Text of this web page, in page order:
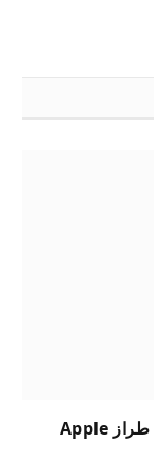
iPhone Ultra قادم: ست ميزات جديدة في طراز Apple